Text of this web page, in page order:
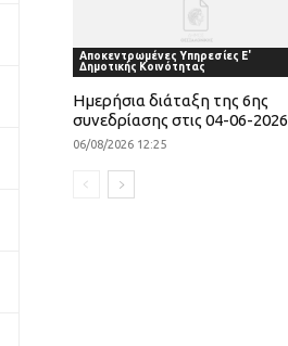
Αποκεντρωμένες Υπηρεσίες Ε'
Δημοτικής Κοινότητας
Ημερήσια διάταξη της 6ης
συνεδρίασης στις 04-06-2026
06/08/2026 12:25